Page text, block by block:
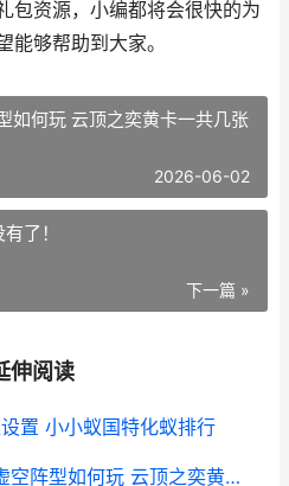
包资源，小编都将会很快的为
能够帮助到大家。
如何玩 云顶之奕黄卡一共几张
2026-06-02
了！
下一篇 »
伸阅读
置 小小蚁国特化蚁排行
云顶之弈s9.5黄金虚空阵型如何玩 云顶之奕黄卡一共几张